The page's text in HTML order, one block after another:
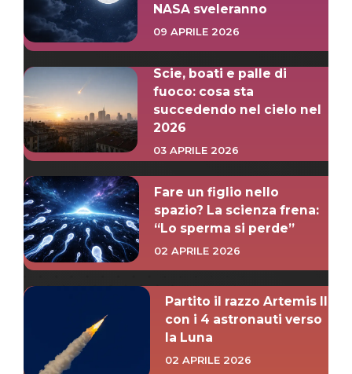
NASA sveleranno
09 APRILE 2026
Scie, boati e palle di
fuoco: cosa sta
succedendo nel cielo nel
2026
03 APRILE 2026
Fare un figlio nello
spazio? La scienza frena:
“Lo sperma si perde”
02 APRILE 2026
Partito il razzo Artemis II
con i 4 astronauti verso
la Luna
02 APRILE 2026